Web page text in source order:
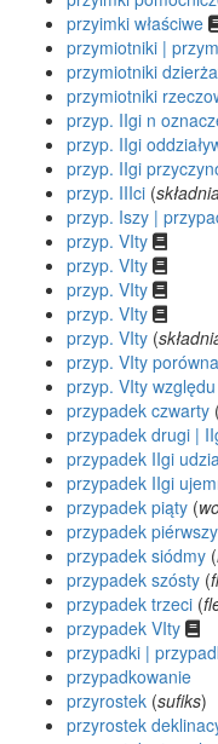
przyimki właściwe
przymiotniki |
przymiotniki
przymiotniki
przyp. IIgi n
przyp. IIgi
przyp. IIgi
przyp. IIIci (
przyp. Iszy |
przyp. VIty
przyp. VIty
przyp. VIty
przyp. VIty
przyp. VIty (
przyp. VIty
przyp. VIty
przypadek czwarty (
przypadek drugi |
przypadek IIgi
przypadek IIgi
przypadek piąty (
przypadek
przypadek siódmy (
przypadek szósty (
przypadek trzeci (
przypadek VIty
przypadki |
przypadkowanie
przyrostek (sufiks)
przyrostek